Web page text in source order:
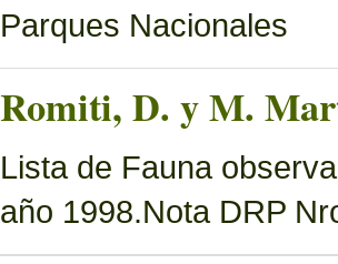
Parques Nacionales
Romiti, D. y M.
Lista de Fauna
año 1998.Nota DRP